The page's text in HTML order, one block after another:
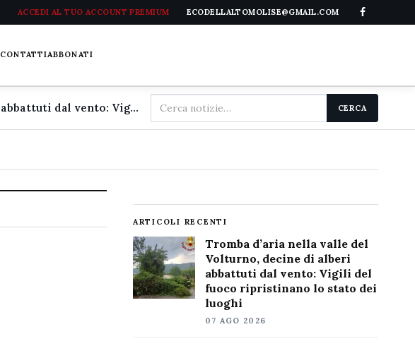
ACCEDI AL TUO ACCOUNT PREMIUM ECODELLALTOMOLISE@GMAIL.COM
CONTATTIABBONATI
Tromba d'aria nella valle del Volturno, decine di alberi abbattuti dal vento: Vigili del fuoco ripristinano lo stato dei luoghi
Cerca
nel
CERCA
ARTICOLI RECENTI
Tromba d’aria nella valle del
Volturno, decine di alberi
abbattuti dal vento: Vigili del
fuoco ripristinano lo stato dei
luoghi
07 AGO 2026